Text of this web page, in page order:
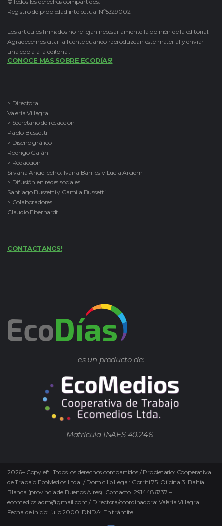
©Todos los derechos compartidos.
Registro de propiedad intelectual Nº5329002
Los artículos firmados no reflejan necesariamente la opinión de la editorial.
Agradecemos citar la fuente cuando reproduzcan este material y enviar
una copia a la editorial.
CONOCE MAS SOBRE ECODÍAS!
> Directora
Valeria Villagra
> Secretario de redacción
Pablo Bussetti
> Diseño gráfico
Rodrigo Galán
> Redacción
Silvana Angelicchio, Ivana Barrios y Lucía Argemi
> Difusión en redes sociales
Santiago Bussetti y Camila Bussetti
> Colaboradores
Claudio Eberhardt
CONTACTANOS!
es un producto de:
Matrícula INAES 40.246.
2026– Copyleft. Todos los derechos compartidos / Propietario: Cooperativa
de Trabajo EcoMedios Ltda. / Domicilio Legal: Gorriti 75. Oficina 3. Bahía
Blanca (provincia de Buenos Aires). Contacto. 2914486737 –
ecomedios.adm@gmail.com / Directora/coordinadora: Valeria Villagra.
Fecha de inicio: julio 2000. DNDA: En trámite